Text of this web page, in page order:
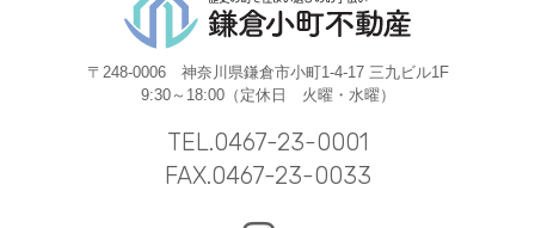
〒248-0006 神奈川県鎌倉市小町1-4-17 三九ビル1F
9:30～18:00（定休日 火曜・水曜）
TEL.0467-23-0001
FAX.0467-23-0033